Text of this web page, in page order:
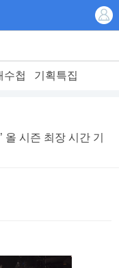
수첩 기획특집
올 시즌 최장 시간 기